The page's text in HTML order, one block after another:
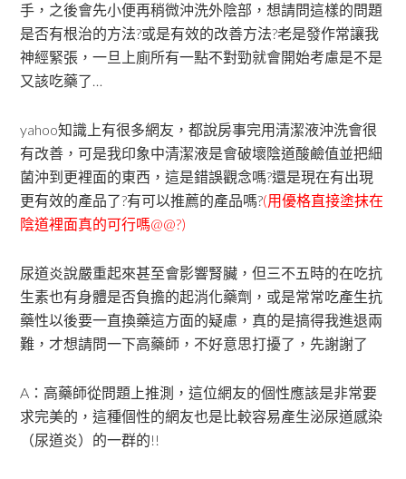
手，之後會先小便再稍微沖洗外陰部，想請問這樣的問題
是否有根治的方法?或是有效的改善方法?老是發作常讓我
神經緊張，一旦上廁所有一點不對勁就會開始考慮是不是
又該吃藥了…
yahoo知識上有很多網友，都說房事完用清潔液沖洗會很
有改善，可是我印象中清潔液是會破壞陰道酸鹼值並把細
菌沖到更裡面的東西，這是錯誤觀念嗎?還是現在有出現
更有效的產品了?有可以推薦的產品嗎?(用優格直接塗抹在
陰道裡面真的可行嗎@@?)
尿道炎說嚴重起來甚至會影響腎臟，但三不五時的在吃抗
生素也有身體是否負擔的起消化藥劑，或是常常吃產生抗
藥性以後要一直換藥這方面的疑慮，真的是搞得我進退兩
難，才想請問一下高藥師，不好意思打擾了，先謝謝了
A：高藥師從問題上推測，這位網友的個性應該是非常要
求完美的，這種個性的網友也是比較容易產生泌尿道感染
（尿道炎）的一群的!!